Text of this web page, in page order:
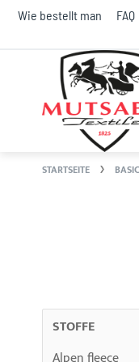
Wie bestellt man FAQ
STARTSEITE
STOFFE